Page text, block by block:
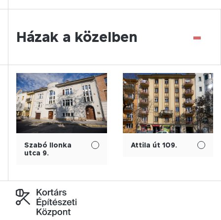
Házak a közelben -
Szabó Ilonka
utca 9.
Attila út 109.